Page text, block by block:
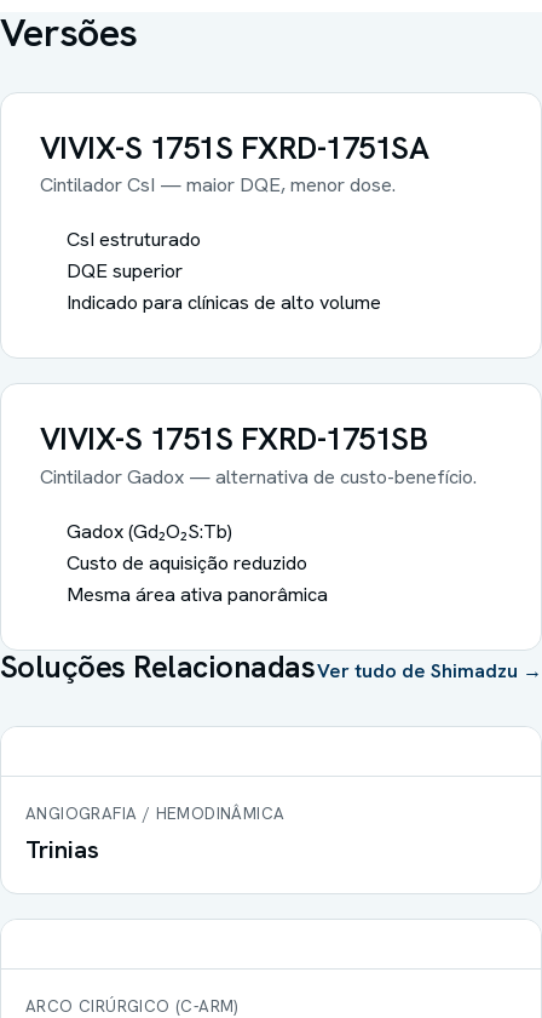
Versões
VIVIX-S 1751S FXRD-1751SA
Cintilador CsI — maior DQE, menor dose.
CsI estruturado
DQE superior
Indicado para clínicas de alto volume
VIVIX-S 1751S FXRD-1751SB
Cintilador Gadox — alternativa de custo-benefício.
Gadox (Gd₂O₂S:Tb)
Custo de aquisição reduzido
Mesma área ativa panorâmica
Soluções RelacionadasVer tudo de Shimadzu →
ANGIOGRAFIA / HEMODINÂMICA
Trinias
ARCO CIRÚRGICO (C-ARM)